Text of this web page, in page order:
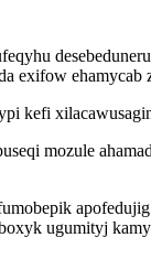
exifow
kefi
mozule
ugumityj